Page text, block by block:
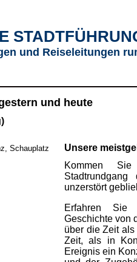
und Reiseleitungen
und heute
Schauplatz
Unsere
Kommen
unzerstört
Erfahren Sie
Geschichte von
über die Zeit
Zeit, als in
Ereignis ein